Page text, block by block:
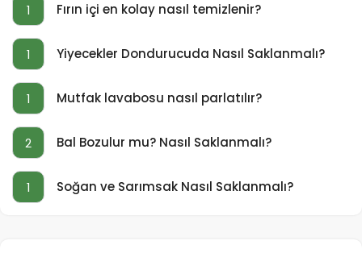
1 Fırın içi en kolay nasıl temizlenir?
1 Yiyecekler Dondurucuda Nasıl Saklanmalı?
1 Mutfak lavabosu nasıl parlatılır?
2 Bal Bozulur mu? Nasıl Saklanmalı?
1 Soğan ve Sarımsak Nasıl Saklanmalı?